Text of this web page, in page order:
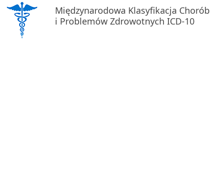
Międzynarodowa Klasyfikacja Chorób
i Problemów Zdrowotnych ICD-10